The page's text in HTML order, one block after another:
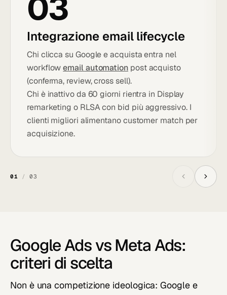
Integrazione email lifecycle
Chi clicca su Google e acquista entra nel
workflowemail automation post acquisto
(conferma, review, cross sell).
Chi è inattivo da 60 giorni rientra in Display
remarketing o RLSA con bid più aggressivo. I
clienti migliori alimentano customer match per
acquisizione.
01 / 03
Google Ads vs Meta Ads:
criteri di scelta
Non è una competizione ideologica: Google e